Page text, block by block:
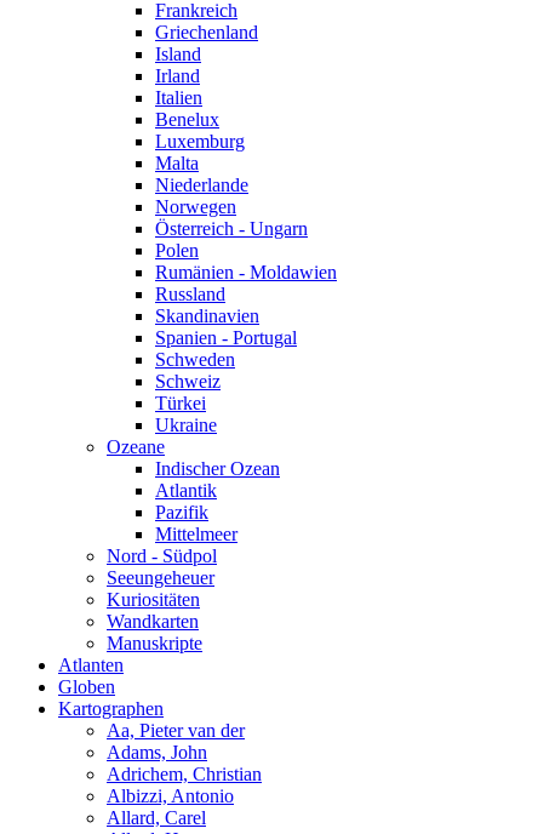
Frankreich
Griechenland
Island
Irland
Italien
Benelux
Luxemburg
Malta
Niederlande
Norwegen
Österreich - Ungarn
Polen
Rumänien - Moldawien
Russland
Skandinavien
Spanien - Portugal
Schweden
Schweiz
Türkei
Ukraine
Ozeane
Indischer Ozean
Atlantik
Pazifik
Mittelmeer
Nord - Südpol
Seeungeheuer
Kuriositäten
Wandkarten
Manuskripte
Atlanten
Globen
Kartographen
Aa, Pieter van der
Adams, John
Adrichem, Christian
Albizzi, Antonio
Allard, Carel